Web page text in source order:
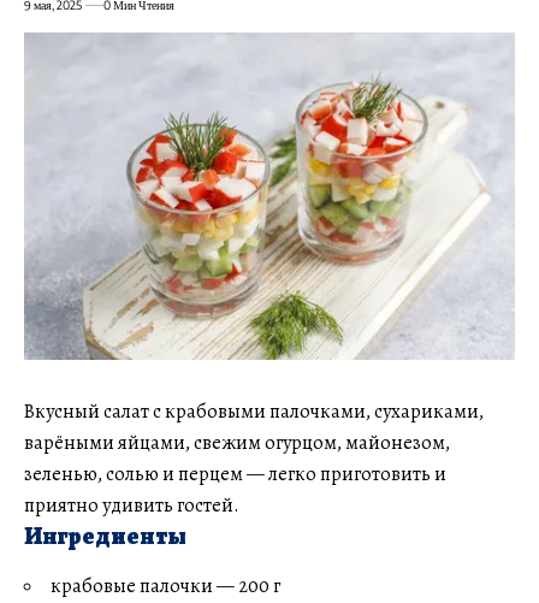
9 мая, 2025 0 Мин Чтения
Вкусный салат с крабовыми палочками, сухариками,
варёными яйцами, свежим огурцом, майонезом,
зеленью, солью и перцем — легко приготовить и
приятно удивить гостей.
Ингредиенты
крабовые палочки — 200 г